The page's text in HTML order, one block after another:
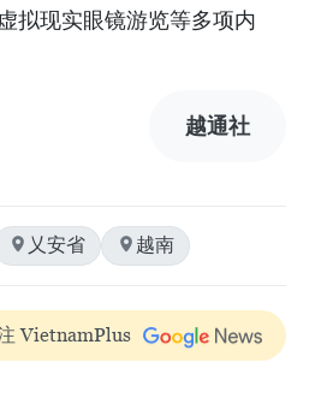
拟现实眼镜游览等多项内
越通社
乂安省 越南
VietnamPlus